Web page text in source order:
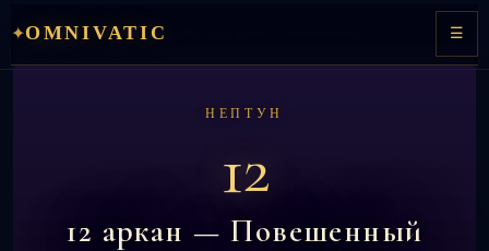
✦OMNIVATIC ☰
Главная→Матрица судьбы
НЕПТУН
12
12 аркан — Повешенный